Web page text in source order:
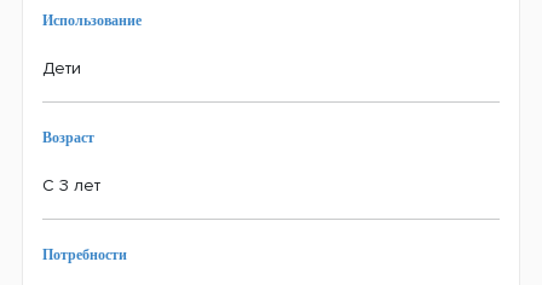
Использование
Дети
Возраст
С 3 лет
Потребности